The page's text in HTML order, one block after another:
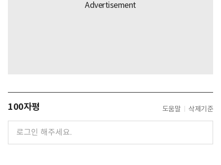
100자평 도움말 삭제기준